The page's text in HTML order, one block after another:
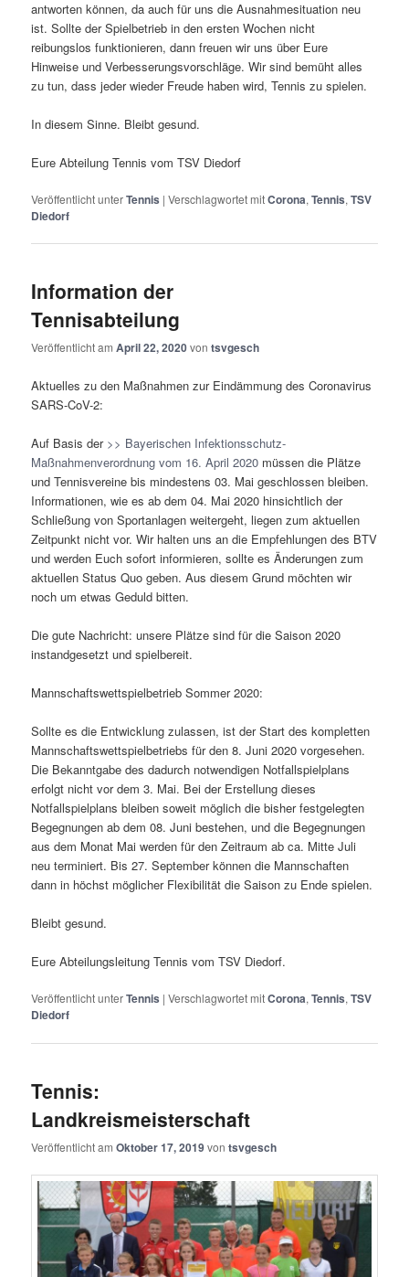
antworten können, da auch für uns die Ausnahmesituation neu
ist. Sollte der Spielbetrieb in den ersten Wochen nicht
reibungslos funktionieren, dann freuen wir uns über Eure
Hinweise und Verbesserungsvorschläge. Wir sind bemüht alles
zu tun, dass jeder wieder Freude haben wird, Tennis zu spielen.
In diesem Sinne. Bleibt gesund.
Eure Abteilung Tennis vom TSV Diedorf
Veröffentlicht unterTennis |Verschlagwortet mitCorona,Tennis,TSV
Diedorf
Information der
Tennisabteilung
Veröffentlicht amApril 22, 2020vontsvgesch
Aktuelles zu den Maßnahmen zur Eindämmung des Coronavirus
SARS-CoV-2:
Auf Basis der >> Bayerischen Infektionsschutz-
Maßnahmenverordnung vom 16. April 2020 müssen die Plätze
und Tennisvereine bis mindestens 03. Mai geschlossen bleiben.
Informationen, wie es ab dem 04. Mai 2020 hinsichtlich der
Schließung von Sportanlagen weitergeht, liegen zum aktuellen
Zeitpunkt nicht vor. Wir halten uns an die Empfehlungen des BTV
und werden Euch sofort informieren, sollte es Änderungen zum
aktuellen Status Quo geben. Aus diesem Grund möchten wir
noch um etwas Geduld bitten.
Die gute Nachricht: unsere Plätze sind für die Saison 2020
instandgesetzt und spielbereit.
Mannschaftswettspielbetrieb Sommer 2020:
Sollte es die Entwicklung zulassen, ist der Start des kompletten
Mannschaftswettspielbetriebs für den 8. Juni 2020 vorgesehen.
Die Bekanntgabe des dadurch notwendigen Notfallspielplans
erfolgt nicht vor dem 3. Mai. Bei der Erstellung dieses
Notfallspielplans bleiben soweit möglich die bisher festgelegten
Begegnungen ab dem 08. Juni bestehen, und die Begegnungen
aus dem Monat Mai werden für den Zeitraum ab ca. Mitte Juli
neu terminiert. Bis 27. September können die Mannschaften
dann in höchst möglicher Flexibilität die Saison zu Ende spielen.
Bleibt gesund.
Eure Abteilungsleitung Tennis vom TSV Diedorf.
Veröffentlicht unterTennis |Verschlagwortet mitCorona,Tennis,TSV
Diedorf
Tennis:
Landkreismeisterschaft
Veröffentlicht amOktober 17, 2019vontsvgesch